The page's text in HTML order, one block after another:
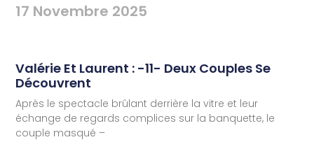
17 Novembre 2025
Valérie Et Laurent : -11- Deux Couples Se
Découvrent
Après le spectacle brûlant derrière la vitre et leur
échange de regards complices sur la banquette, le
couple masqué –